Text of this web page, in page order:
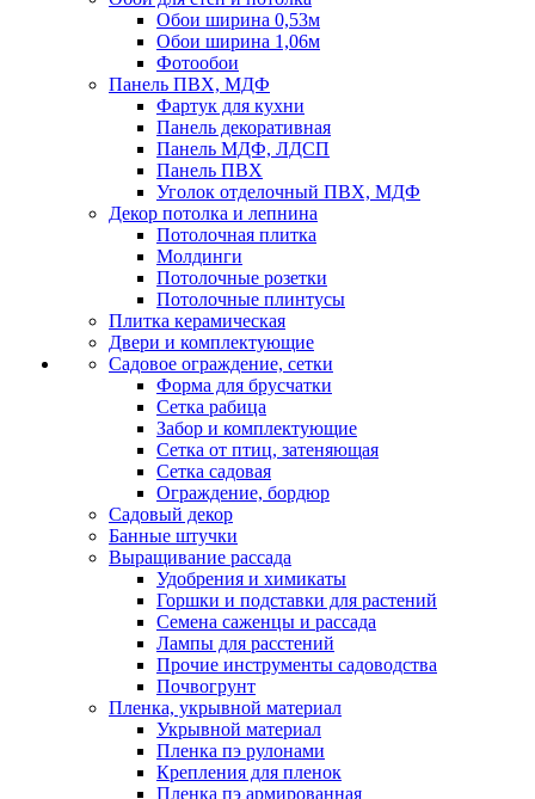
Обои ширина 0,53м
Обои ширина 1,06м
Фотообои
Панель ПВХ, МДФ
Фартук для кухни
Панель декоративная
Панель МДФ, ЛДСП
Панель ПВХ
Уголок отделочный ПВХ, МДФ
Декор потолка и лепнина
Потолочная плитка
Молдинги
Потолочные розетки
Потолочные плинтусы
Плитка керамическая
Двери и комплектующие
Садовое ограждение, сетки
Форма для брусчатки
Сетка рабица
Забор и комплектующие
Сетка от птиц, затеняющая
Сетка садовая
Ограждение, бордюр
Садовый декор
Банные штучки
Выращивание рассада
Удобрения и химикаты
Горшки и подставки для растений
Семена саженцы и рассада
Лампы для расстений
Прочие инструменты садоводства
Почвогрунт
Пленка, укрывной материал
Укрывной материал
Пленка пэ рулонами
Крепления для пленок
Пленка пэ армированная